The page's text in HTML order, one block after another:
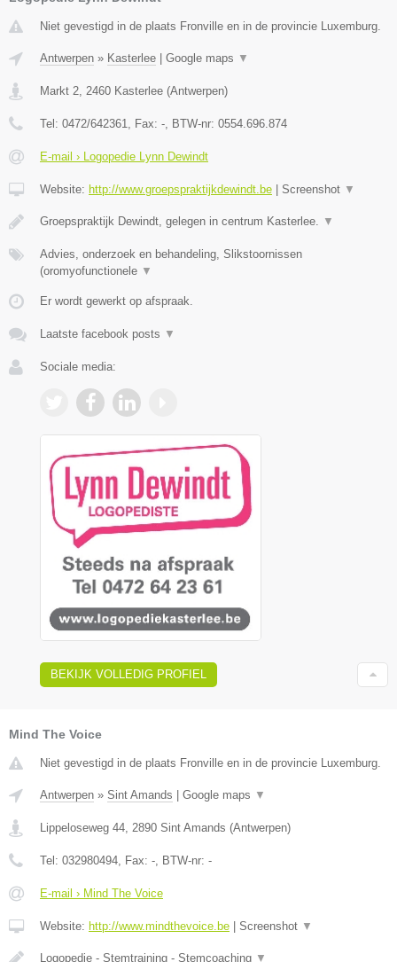
Niet gevestigd in de plaats Fronville en in de provincie Luxemburg.
Antwerpen » Kasterlee | Google maps ▼
Markt 2 2460 Kasterlee (Antwerpen)
Tel: 0472/642361 , Fax: - , BTW-nr: 0554.696.874
E-mail › Logopedie Lynn Dewindt
Website: http://www.groepspraktijkdewindt.be | Screenshot ▼
Groepspraktijk Dewindt, gelegen in centrum Kasterlee. ▼
Advies, onderzoek en behandeling, Slikstoornissen
(oromyofunctionele ▼
Er wordt gewerkt op afspraak.
Laatste facebook posts ▼
Sociale media:
BEKIJK VOLLEDIG PROFIEL
Mind The Voice
Niet gevestigd in de plaats Fronville en in de provincie Luxemburg.
Antwerpen » Sint Amands Google maps ▼
Lippeloseweg 44 2890 Sint Amands (Antwerpen)
Tel: 032980494 , Fax: - , BTW-nr: -
E-mail › Mind The Voice
Website: http://www.mindthevoice.be Screenshot ▼
Logopedie - Stemtraining - Stemcoaching ▼